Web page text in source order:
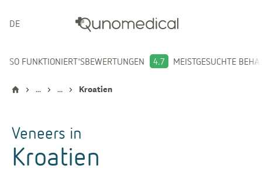
DEUTSCH
SO FUNKTIONIERT'SBEWERTUNGEN 4.7 MEISTGESUCHTE
... ... Kroatien
Veneers in
Kroatien